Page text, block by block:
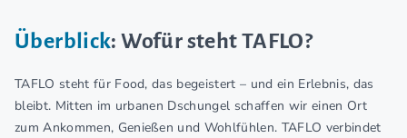
Überblick: Wofür steht TAFLO?
TAFLO steht für Food, das begeistert – und ein Erlebnis, das
bleibt. Mitten im urbanen Dschungel schaffen wir einen Ort
zum Ankommen, Genießen und Wohlfühlen. TAFLO verbindet